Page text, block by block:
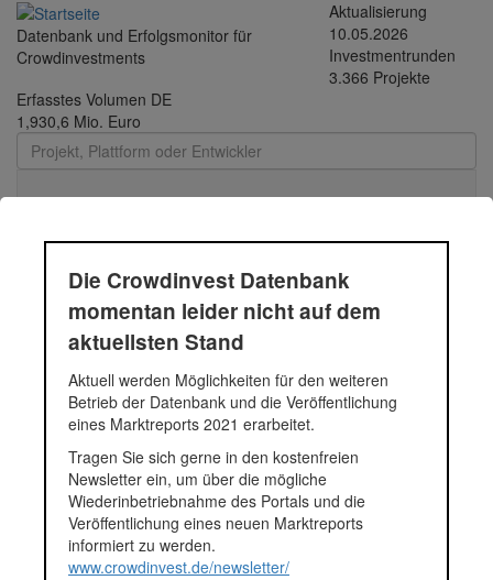
Direkt zum Inhalt
Datenbank und Erfolgsmonitor für
Crowdinvestments
Aktualisierung
10.05.2026
Investmentrunden
3.366 Projekte
Erfasstes Volumen DE
1,930,6 Mio. Euro
Toggle
Altreick Eins
Neubau eines Mehrfamilienhauses mit 11 Eigentumswohnungen
und 10 PKW-Stellplätzen. Das Wohnhaus verfügt über 2- und 3-
Zimmer Wohnungen mit Wohnflächen von ca. 60 bis 95 m2.
Fundingsumme
500.000 Euro
Finanziert in
2017
Segment
Anlagestatus
Zurückgezahlt
Die Crowdinvest Datenbank
momentan leider nicht auf dem
aktuellsten Stand
Aktuell werden Möglichkeiten für den weiteren
Betrieb der Datenbank und die Veröffentlichung
eines Marktreports 2021 erarbeitet.
Tragen Sie sich gerne in den kostenfreien
Newsletter ein, um über die mögliche
Wiederinbetriebnahme des Portals und die
Veröffentlichung eines neuen Marktreports
informiert zu werden.
www.crowdinvest.de/newsletter/